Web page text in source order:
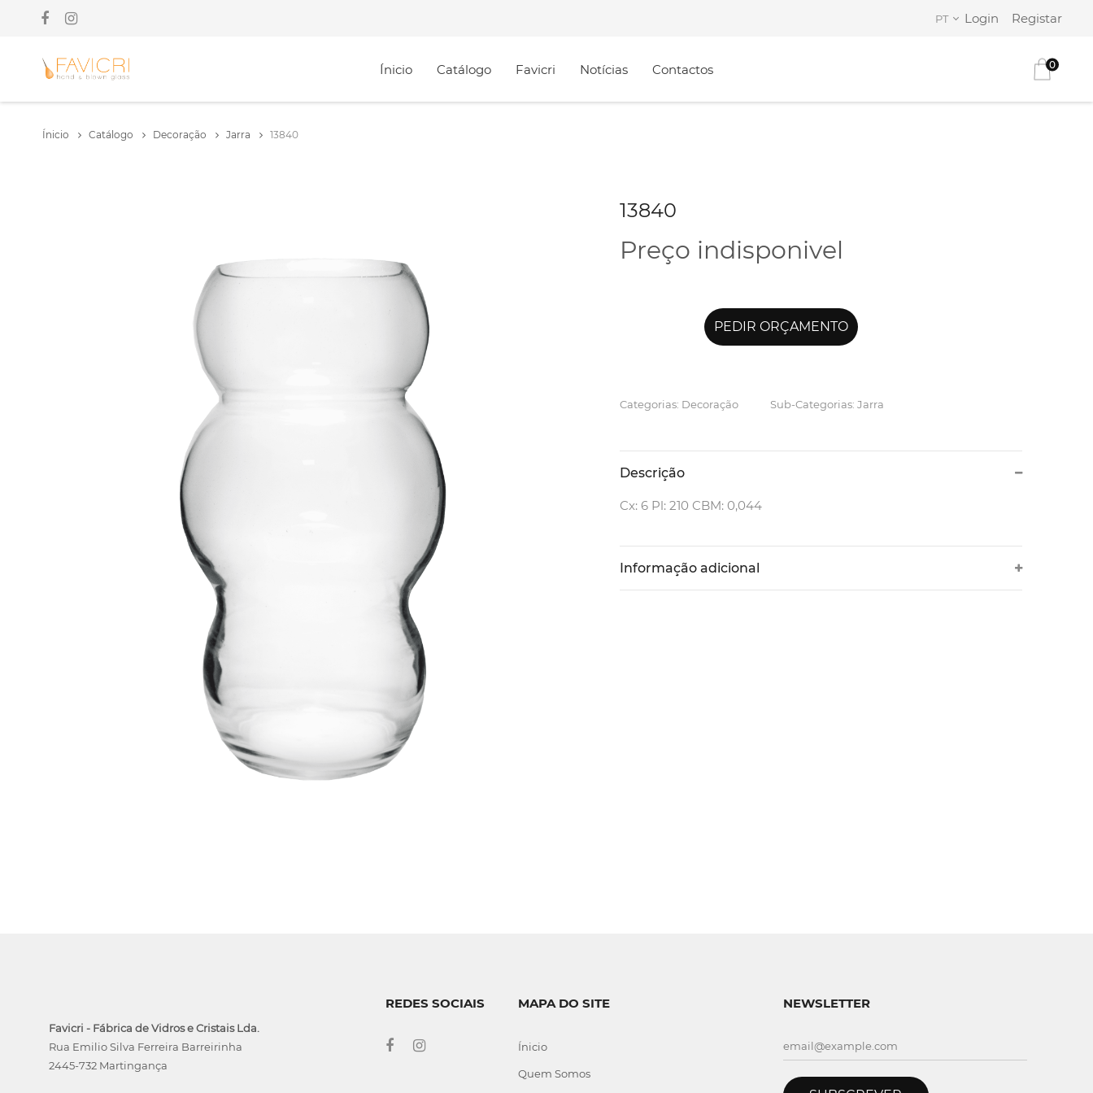
PT Login Registar
Ínicio Catálogo Favicri Notícias Contactos 0
Ínicio Catálogo Decoração Jarra 13840
13840
Preço indisponivel
PEDIR ORÇAMENTO
Categorias: Decoração Sub-Categorias: Jarra
Descrição
Cx: 6 Pl: 210 CBM: 0,044
Informação adicional
Favicri - Fábrica de Vidros e Cristais Lda.
Rua Emilio Silva Ferreira Barreirinha
2445-732 Martingança
REDES SOCIAIS MAPA DO SITE
Ínicio
Quem Somos
NEWSLETTER